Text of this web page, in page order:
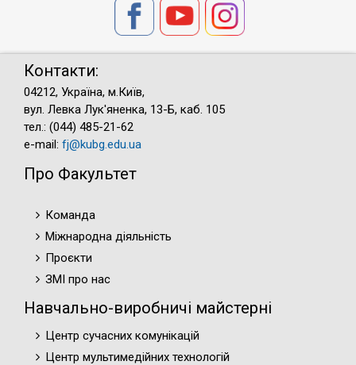
Контакти:
04212, Україна, м.Київ,
вул. Левка Лук'яненка, 13-Б, каб. 105
тел.: (044) 485-21-62
e-mail: fj@kubg.edu.ua
Про Факультет
Команда
Міжнародна діяльність
Проєкти
ЗМІ про нас
Навчально-виробничі майстерні
Центр сучасних комунікацій
Центр мультимедійних технологій